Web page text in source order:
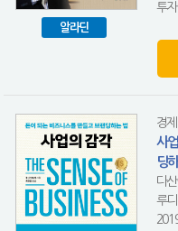
알라딘
투
경
사
딩
다
루